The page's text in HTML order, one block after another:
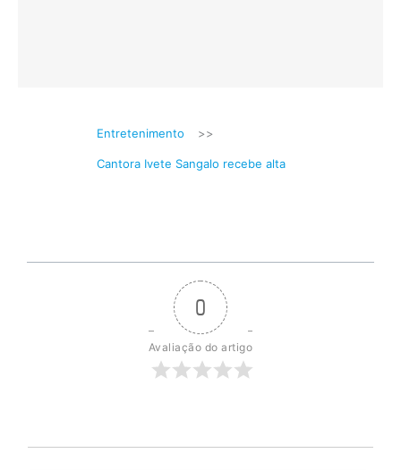
Entretenimento >>
Cantora Ivete Sangalo recebe alta
0
Avaliação do artigo